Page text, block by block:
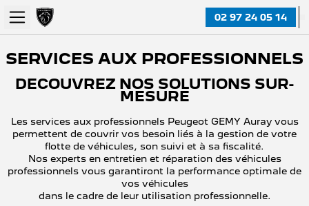
02 97 24 05 14
SERVICES AUX PROFESSIONNELS
DECOUVREZ NOS SOLUTIONS SUR-
MESURE
Les services aux professionnels Peugeot GEMY Auray vous
permettent de couvrir vos besoin liés à la gestion de votre
flotte de véhicules, son suivi et à sa fiscalité.
Nos experts en entretien et réparation des véhicules
professionnels vous garantiront la performance optimale de
vos véhicules
dans le cadre de leur utilisation professionnelle.